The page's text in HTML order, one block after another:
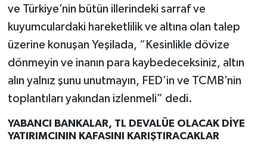
ve Türkiye’nin bütün illerindeki sarraf ve
kuyumculardaki hareketlilik ve altına olan talep
üzerine konuşan Yeşilada, “Kesinlikle dövize
dönmeyin ve inanın para kaybedeceksiniz, altın
alın yalnız şunu unutmayın, FED’in ve TCMB’nin
toplantıları yakından izlenmeli” dedi.
YABANCI BANKALAR, TL DEVALÜE OLACAK DİYE
YATIRIMCININ KAFASINI KARIŞTIRACAKLAR